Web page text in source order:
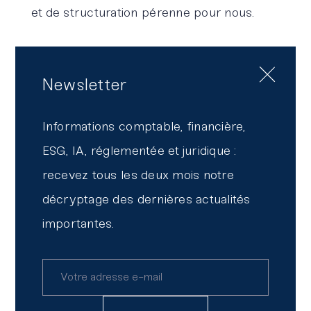
et de structuration pérenne pour nous.
Autres actualités sur le même
BM&A, reconnu « Incontournable »
en 2026 dans la catégorie Capital
Investissement
Le secteur du conseil et de l’audit
technologiques : le regard d’Erwan
Newsletter
Informations comptable, financière,
ESG, IA, réglementée et juridique :
recevez tous les deux mois notre
décryptage des dernières actualités
importantes.